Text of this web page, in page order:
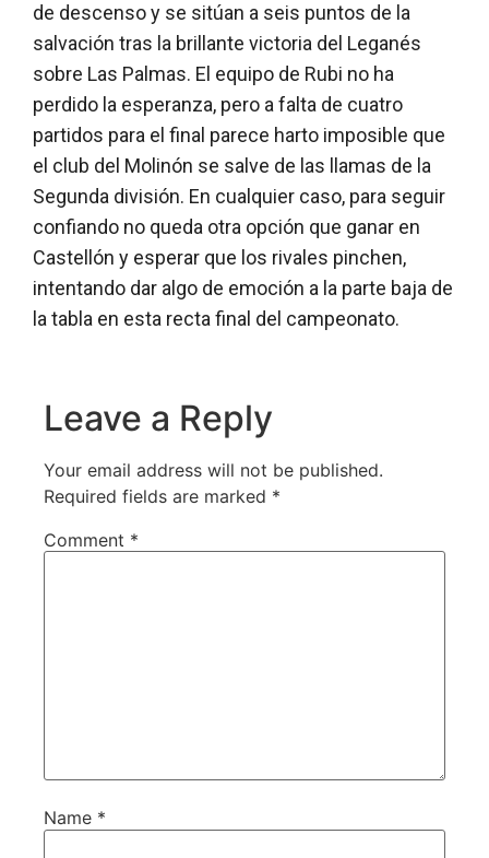
de descenso y se sitúan a seis puntos de la
salvación tras la brillante victoria del Leganés
sobre Las Palmas. El equipo de Rubi no ha
perdido la esperanza, pero a falta de cuatro
partidos para el final parece harto imposible que
el club del Molinón se salve de las llamas de la
Segunda división. En cualquier caso, para seguir
confiando no queda otra opción que ganar en
Castellón y esperar que los rivales pinchen,
intentando dar algo de emoción a la parte baja de
la tabla en esta recta final del campeonato.
Leave a Reply
Your email address will not be published.
Required fields are marked *
Comment *
Name *